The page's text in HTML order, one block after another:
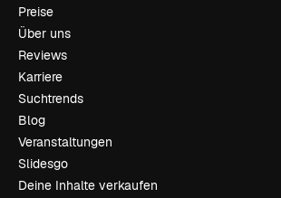
Preise
Über uns
Reviews
Karriere
Suchtrends
Blog
Veranstaltungen
Slidesgo
Deine Inhalte verkaufen